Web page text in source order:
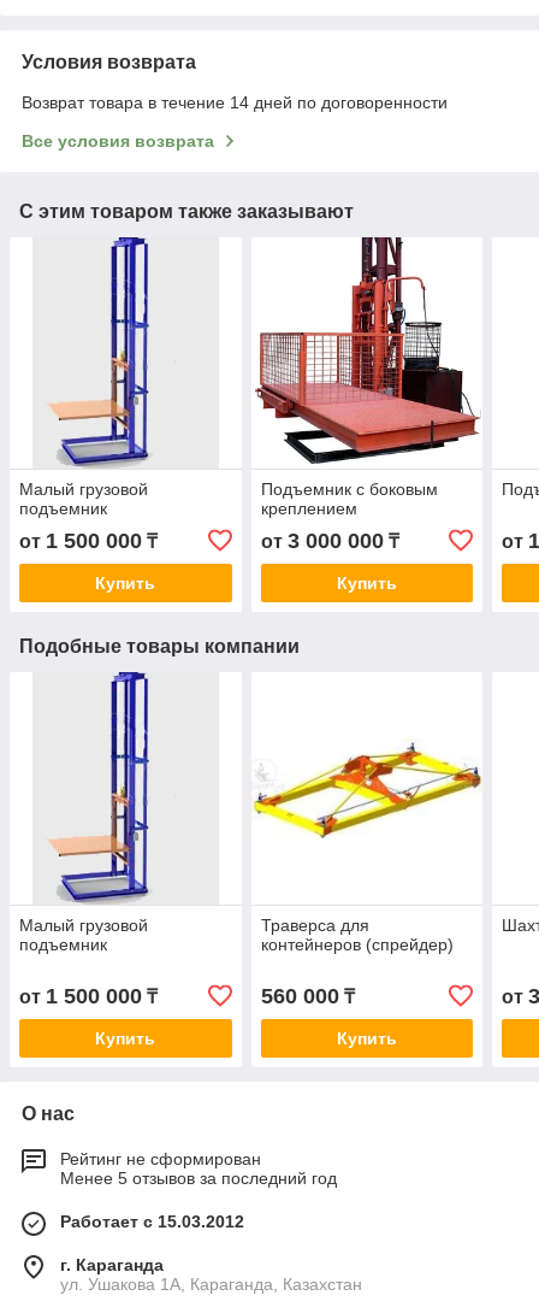
Условия возврата
Возврат товара в течение 14 дней по договоренности
Все условия возврата
С этим товаром также заказывают
Малый грузовой
подъемник
от 1 500 000 ₸
Купить
Подъемник с боковым
креплением
от 3 000 000₸
Купить
от
Подобные товары компании
Малый грузовой
подъемник
от 1 500 000 ₸
Купить
Траверса для
контейнеров (спрейдер)
560 000₸
Купить
от
О нас
Рейтинг не сформирован
Менее 5 отзывов за последний год
Работает с 15.03.2012
г. Караганда
ул. Ушакова 1А, Караганда, Казахстан